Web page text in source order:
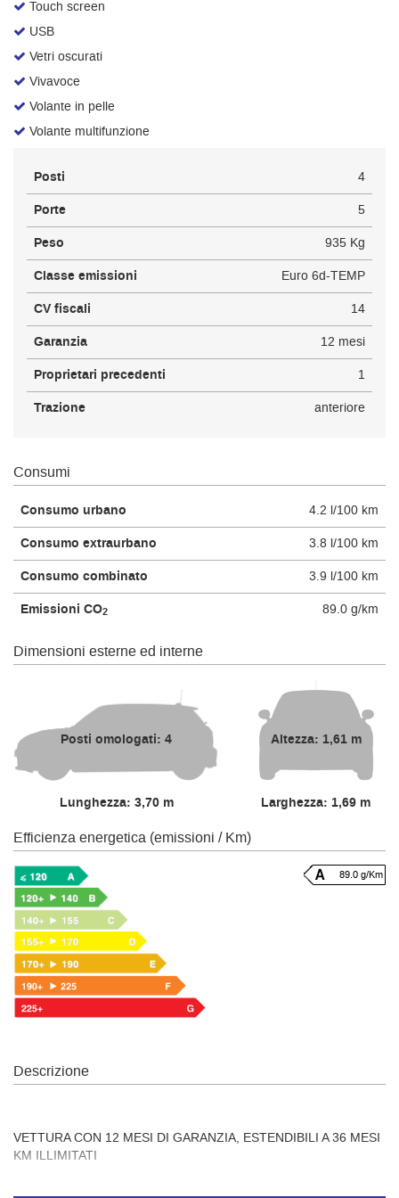
Touch screen
USB
Vetri oscurati
Vivavoce
Volante in pelle
Volante multifunzione
Posti 4
Porte 5
Peso 935 Kg
Classe emissioni Euro 6d-TEMP
CV fiscali 14
Garanzia 12 mesi
Proprietari precedenti 1
Trazione anteriore
Consumi
Consumo urbano 4.2 l/100 km
Consumo extraurbano 3.8 l/100 km
Consumo combinato 3.9 l/100 km
Emissioni CO2 89.0 g/km
Dimensioni esterne ed interne
Posti omologati: 4
Lunghezza: 3,70 m
Altezza: 1,61 m
Larghezza: 1,69 m
Efficienza energetica (emissioni / Km)
89.0 g/Km
Descrizione
VETTURA CON 12 MESI DI GARANZIA, ESTENDIBILI A 36 MESI
KM ILLIMITATI